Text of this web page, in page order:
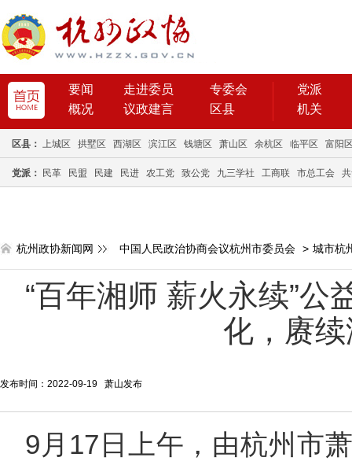
要闻 走进委员
专委会
概况
议政建言 区县
党派
机关
区县： 上城区 拱墅区 西湖区 滨江区 钱塘区 萧山区 余杭区 临平区 富阳
党派： 民革 民盟 民建 民进 农工党 致公党 九三学社 工商联 市总工会
杭州政协新闻网 中国人民政治协商会议杭州市委员会 > 城市杭
“百年湘师 薪火永续”公
化，赓
发布时间：2022-09-19 萧山发布
9月17日上午，由杭州市